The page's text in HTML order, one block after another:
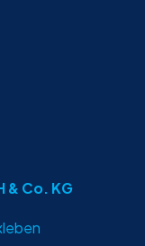
& Co. KG